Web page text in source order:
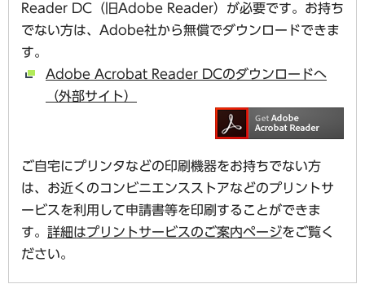
Reader DC（旧Adobe Reader）が必要です。お持ち
でない方は、Adobe社から無償でダウンロードできま
す。
Adobe Acrobat Reader DCのダウンロードへ
（外部サイト）
ご自宅にプリンタなどの印刷機器をお持ちでない方
は、お近くのコンビニエンスストアなどのプリントサ
ービスを利用して申請書等を印刷することができま
す。 詳細はプリントサービスのご案内ページをご覧く
ださい。